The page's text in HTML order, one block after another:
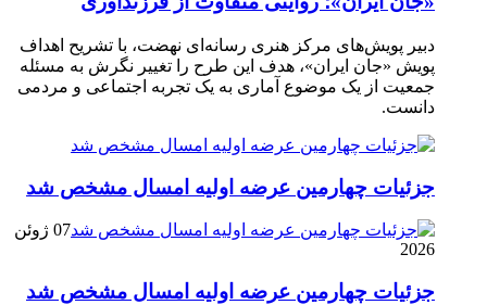
دبیر پویش‌های مرکز هنری رسانه‌ای نهضت، با تشریح اهداف
پویش «جان ایران»، هدف این طرح را تغییر نگرش به مسئله
جمعیت از یک موضوع آماری به یک تجربه اجتماعی و مردمی
دانست.
جزئیات چهارمین عرضه اولیه امسال مشخص شد
07 ژوئن
2026
جزئیات چهارمین عرضه اولیه امسال مشخص شد